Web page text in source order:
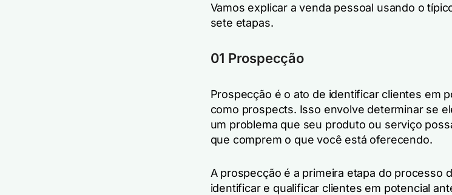
Vamos explicar a venda pessoal usando o
sete etapas.
01 Prospecção
Prospecção é o ato de identificar clientes em
como prospects. Isso envolve determinar se
um problema que seu produto ou serviço
que comprem o que você está oferecendo.
A prospecção é a primeira etapa do processo
identificar e qualificar clientes em potencial